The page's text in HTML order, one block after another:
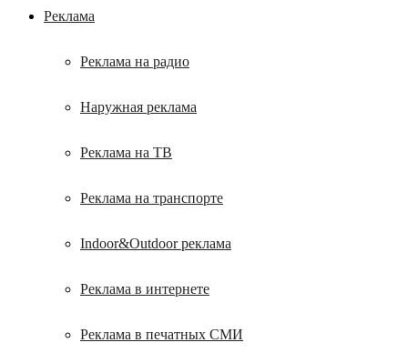
Реклама
Реклама на радио
Наружная реклама
Реклама на ТВ
Реклама на транспорте
Indoor&Outdoor реклама
Реклама в интернете
Реклама в печатных СМИ